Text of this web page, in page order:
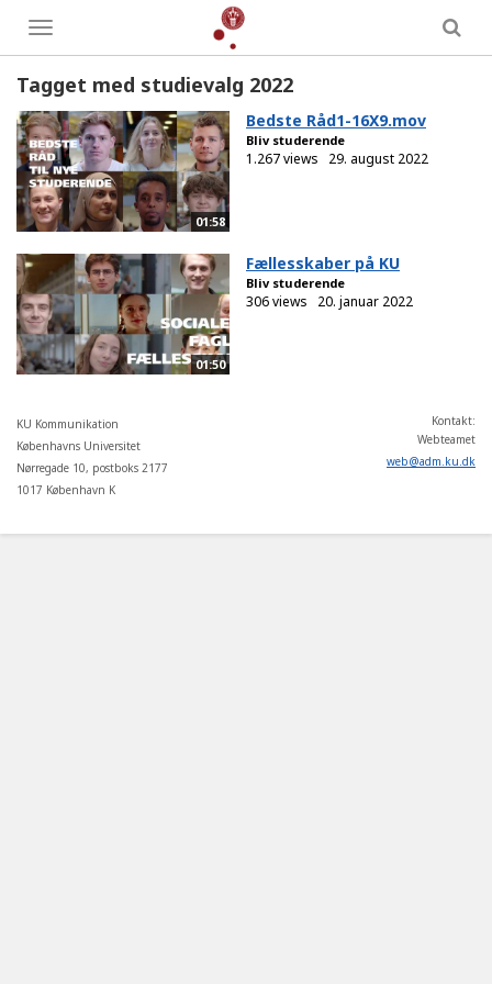
Toggle
menu
Tagget med studievalg 2022
01:58
Bedste Råd1-16X9.mov
Bliv studerende
1.267 views 29. august 2022
01:50
Fællesskaber på KU
Bliv studerende
306 views 20. januar 2022
KU Kommunikation
Københavns Universitet
Nørregade 10, postboks 2177
1017 København K
Kontakt:
Webteamet
web@adm.ku.dk